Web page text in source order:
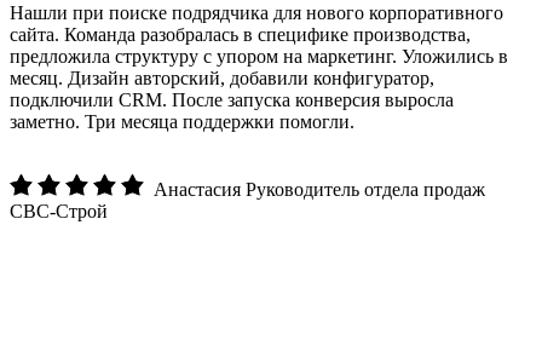
Нашли при поиске подрядчика для нового корпоративного
сайта. Команда разобралась в специфике производства,
предложила структуру с упором на маркетинг. Уложились в
месяц. Дизайн авторский, добавили конфигуратор,
подключили CRM. После запуска конверсия выросла
заметно. Три месяца поддержки помогли.
Анастасия Руководитель отдела продаж
СВС-Строй